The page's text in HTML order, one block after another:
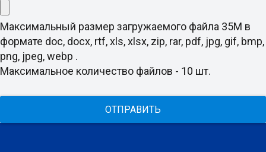
Максимальный размер загружаемого файла 35M в
формате doc, docx, rtf, xls, xlsx, zip, rar, pdf, jpg, gif, bmp,
png, jpeg, webp .
Максимальное количество файлов - 10 шт.
ОТПРАВИТЬ